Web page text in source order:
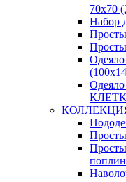
70х70
Набор
Одеяло
Одеяло